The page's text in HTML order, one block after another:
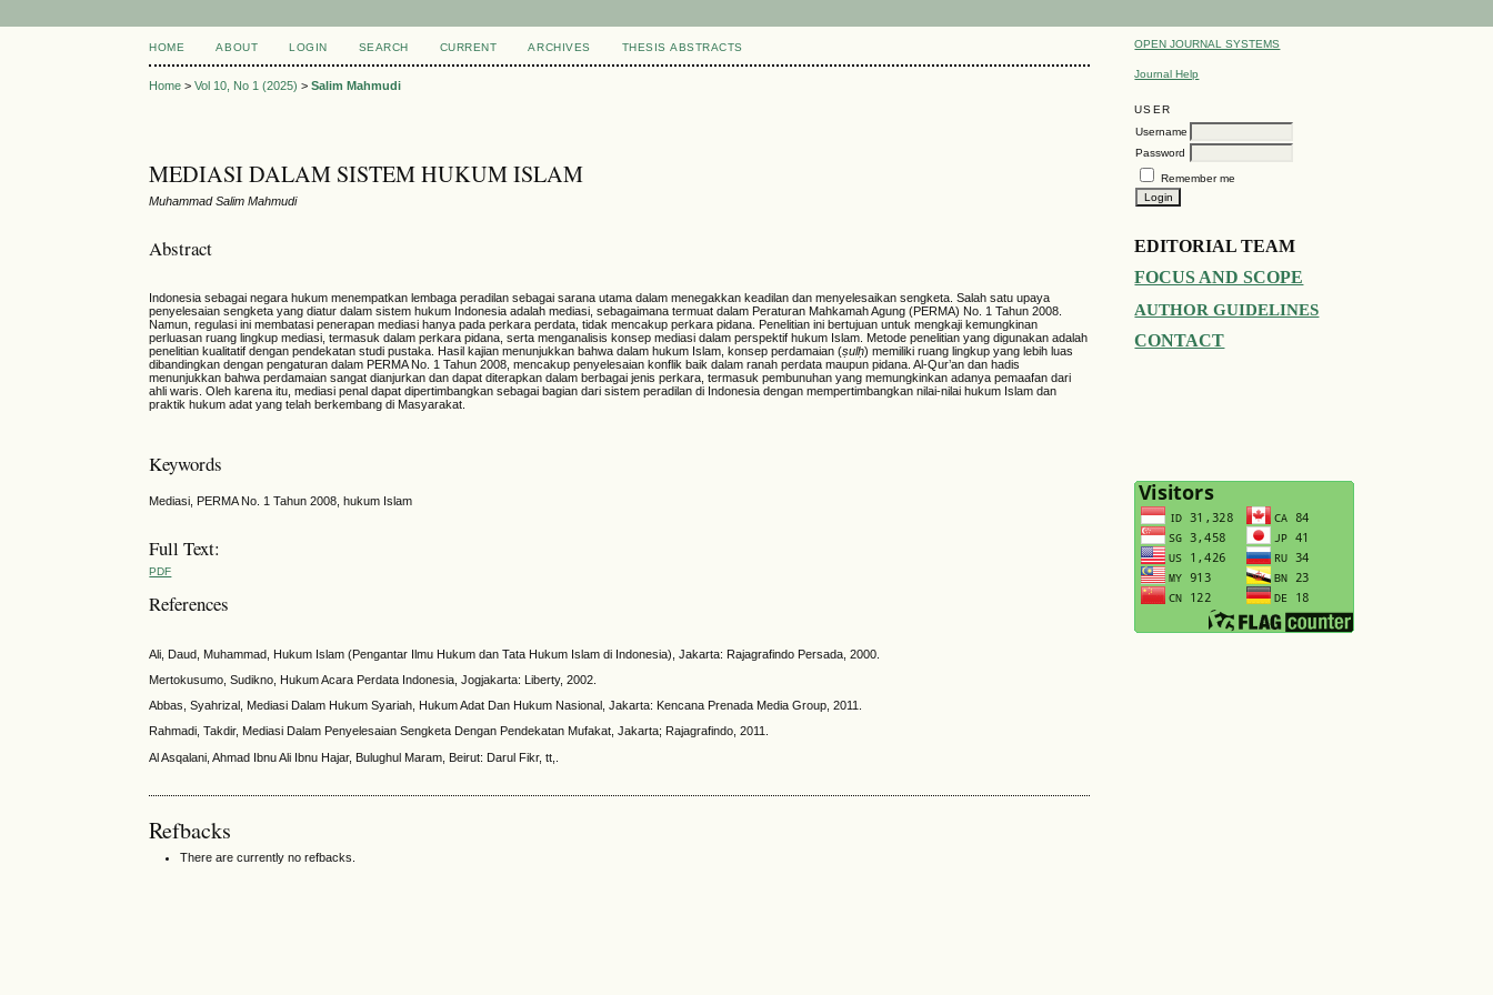
OPEN JOURNAL SYSTEMS
Journal Help
USER
Username
Password
Remember me
EDITORIAL TEAM
FOCUS AND SCOPE
AUTHOR GUIDELINES
CONTACT
HOME ABOUT LOGIN SEARCH CURRENT ARCHIVES THESIS ABSTRACTS
Home >Vol 10, No 1 (2025) >Salim Mahmudi
MEDIASI DALAM SISTEM HUKUM ISLAM
Muhammad Salim Mahmudi
Abstract
Indonesia sebagai negara hukum menempatkan lembaga peradilan sebagai sarana utama dalam menegakkan keadilan dan menyelesaikan sengketa. Salah satu upaya
penyelesaian sengketa yang diatur dalam sistem hukum Indonesia adalah mediasi, sebagaimana termuat dalam Peraturan Mahkamah Agung (PERMA) No. 1 Tahun 2008.
Namun, regulasi ini membatasi penerapan mediasi hanya pada perkara perdata, tidak mencakup perkara pidana. Penelitian ini bertujuan untuk mengkaji kemungkinan
perluasan ruang lingkup mediasi, termasuk dalam perkara pidana, serta menganalisis konsep mediasi dalam perspektif hukum Islam. Metode penelitian yang digunakan adalah
penelitian kualitatif dengan pendekatan studi pustaka. Hasil kajian menunjukkan bahwa dalam hukum Islam, konsep perdamaian (ṣulḥ) memiliki ruang lingkup yang lebih luas
dibandingkan dengan pengaturan dalam PERMA No. 1 Tahun 2008, mencakup penyelesaian konflik baik dalam ranah perdata maupun pidana. Al-Qur’an dan hadis
menunjukkan bahwa perdamaian sangat dianjurkan dan dapat diterapkan dalam berbagai jenis perkara, termasuk pembunuhan yang memungkinkan adanya pemaafan dari
ahli waris. Oleh karena itu, mediasi penal dapat dipertimbangkan sebagai bagian dari sistem peradilan di Indonesia dengan mempertimbangkan nilai-nilai hukum Islam dan
praktik hukum adat yang telah berkembang di Masyarakat.
Keywords
Mediasi, PERMA No. 1 Tahun 2008, hukum Islam
Full Text:
PDF
References
Ali, Daud, Muhammad, Hukum Islam (Pengantar Ilmu Hukum dan Tata Hukum Islam di Indonesia), Jakarta: Rajagrafindo Persada, 2000.
Mertokusumo, Sudikno, Hukum Acara Perdata Indonesia, Jogjakarta: Liberty, 2002.
Abbas, Syahrizal, Mediasi Dalam Hukum Syariah, Hukum Adat Dan Hukum Nasional, Jakarta: Kencana Prenada Media Group, 2011.
Rahmadi, Takdir, Mediasi Dalam Penyelesaian Sengketa Dengan Pendekatan Mufakat, Jakarta; Rajagrafindo, 2011.
Al Asqalani, Ahmad Ibnu Ali Ibnu Hajar, Bulughul Maram, Beirut: Darul Fikr, tt,.
Refbacks
There are currently no refbacks.